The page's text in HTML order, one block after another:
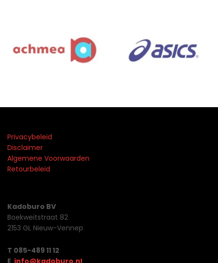
Privacybeleid
Disclaimer
Algemene Voorwaarden
Retourbeleid
Kadoburo BV
Boekweitstraat 82
2153 GL Nieuw-Vennep
T 085-489 11 12
E info@kadoburo.nl